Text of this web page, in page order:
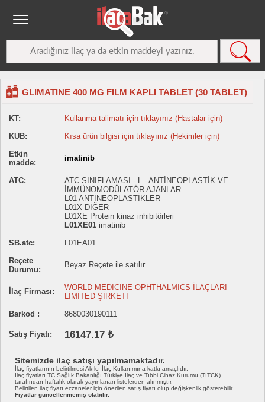
GLIMATINE 400 MG FILM KAPLI TABLET (30 TABLET)
KT:
Kullanma talimatı için tıklayınız (Hastalar için)
KUB:
Kısa ürün bilgisi için tıklayınız (Hekimler için)
Etkin
madde:
imatinib
ATC:
ATC SINIFLAMASI - L - ANTİNEOPLASTİK VE
İMMÜNOMODÜLATÖR AJANLAR
L01 ANTİNEOPLASTİKLER
L01X DİĞER
L01XE Protein kinaz inhibitörleri
L01XE01 imatinib
SB.atc:
L01EA01
Reçete
Durumu:
Beyaz Reçete ile satılır.
İlaç Firması:
WORLD MEDICINE OPHTHALMICS İLAÇLARI
LİMİTED ŞİRKETİ
Barkod :
8680030190111
Satış Fiyatı: 16147.17 ₺
Sitemizde ilaç satışı yapılmamaktadır.
İlaç fiyatlarının belirtilmesi Akılcı İlaç Kullanımına katkı amaçlıdır.
İlaç fiyatları TC Sağlık Bakanlığı Türkiye İlaç ve Tıbbi Cihaz Kurumu (TİTCK)
tarafından haftalık olarak yayınlanan listelerden alınmıştır.
Belirtilen ilaç fiyatı eczaneler için önerilen satış fiyatı olup değişkenlik gösterebilir.
Fiyatlar güncellenmemiş olabilir.